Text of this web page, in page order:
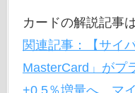
カードの解説記事
関連記事：【サイ
MasterCard」がプ
+0.5％増量へ。マ